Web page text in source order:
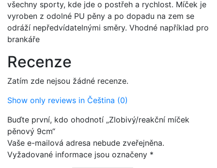
všechny sporty, kde jde o postřeh a rychlost. Míček je
vyroben z odolné PU pěny a po dopadu na zem se
odráží nepředvídatelnými směry. Vhodné například pro
brankáře
Recenze
Zatím zde nejsou žádné recenze.
Show only reviews in Čeština (0)
Buďte první, kdo ohodnotí „Zlobivý/reakční míček
pěnový 9cm“
Vaše e-mailová adresa nebude zveřejněna.
Vyžadované informace jsou označeny *